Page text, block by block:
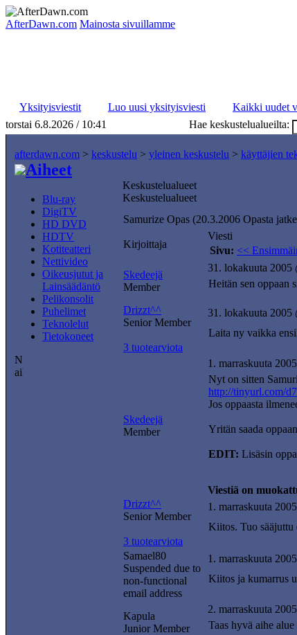
AfterDawn.com Mainosta sivuillamme
Yksityisviestit
Luo uusi yksityisviesti Kaikki uudet
torstai 6.8.2026 / 10:41
Hae keskustelualueilta:
afterdawn.com > keskustelu > yleinen keskustelu > käyttäjien
Aiheet
Blu-ray
DigiTV
HD DVD
HDTV
Kotiteatteri
Nettivideo
Oikeusjutut ja
Lainsäädäntö
Pelikonsolit
Puhelimet
Teknolelut
Tietokoneet
Keskustelualueet
Keskustelualueet
Samurize Opas (20.3.2006 Opasta
Kirjoittaja
Viesti
Sivu: <<
Skedeejä
Member
31. lokakuuta 2005
Heitän sen oppaan
Drizzt^^
Senior Member
3 tuotearviota
31. lokakuuta 2005
Laita ny vaikka
Skedeejä
Member
1. marraskuuta
Nyt on sitten
http://tinyurl.com/
Jos oppaasta
Yritän saada
EDIT: Lisäsin
Viestiä on
Drizzt^^
Senior Member
3 tuotearviota
1. marraskuuta
Kiitos. Tuo
Samael80
Suspended due to
non-functional
email address
1. marraskuuta
Kiitos ja kumarrus
Kapula
Junior Member
2. marraskuuta
Taas hyvä aihe